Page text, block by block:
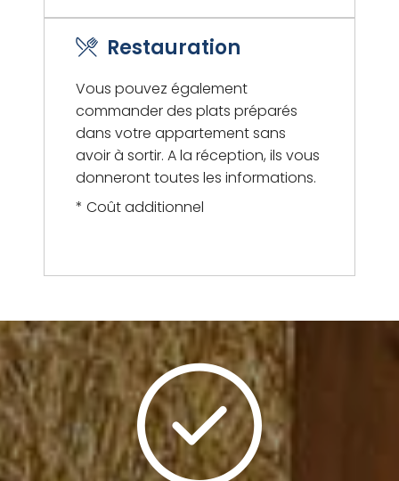
Restauration
Vous pouvez également
commander des plats préparés
dans votre appartement sans
avoir à sortir. A la réception, ils vous
donneront toutes les informations.
* Coût additionnel